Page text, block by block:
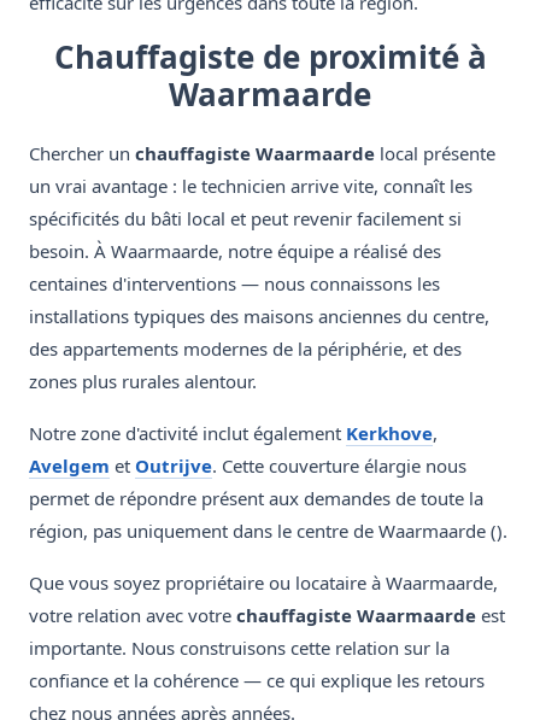
Chauffagiste de proximité à
Waarmaarde
Chercher un chauffagiste Waarmaarde local présente
un vrai avantage : le technicien arrive vite, connaît les
spécificités du bâti local et peut revenir facilement si
besoin. À Waarmaarde, notre équipe a réalisé des
centaines d'interventions — nous connaissons les
installations typiques des maisons anciennes du centre,
des appartements modernes de la périphérie, et des
zones plus rurales alentour.
Notre zone d'activité inclut également Kerkhove,
Avelgem et Outrijve. Cette couverture élargie nous
permet de répondre présent aux demandes de toute la
région, pas uniquement dans le centre de Waarmaarde ().
Que vous soyez propriétaire ou locataire à Waarmaarde,
votre relation avec votre chauffagiste Waarmaarde est
importante. Nous construisons cette relation sur la
confiance et la cohérence — ce qui explique les retours
chez nous années après années.